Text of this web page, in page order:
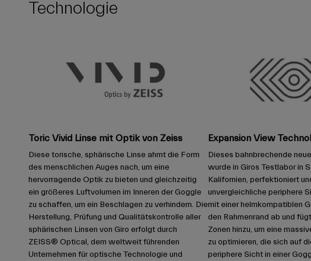
Technologie
Toric Vivid Linse mit Optik von Zeiss
Diese torische, sphärische Linse ahmt die Form
des menschlichen Auges nach, um eine
hervorragende Optik zu bieten und gleichzeitig
ein größeres Luftvolumen im Inneren der Goggle
zu schaffen, um ein Beschlagen zu verhindern. Die
Herstellung, Prüfung und Qualitätskontrolle aller
sphärischen Linsen von Giro erfolgt durch
ZEISS® Optical, dem weltweit führenden
Unternehmen für optische Technologie und
Expansion View
Dieses bahnbrechende
wurde in Giros Testlabor in
Kalifornien, perfektioniert
unvergleichliche periphere
mit einer helmkompatiblen
den Rahmenrand ab und
Zonen hinzu, um eine
zu optimieren, die sich auf
periphere Sicht in einer